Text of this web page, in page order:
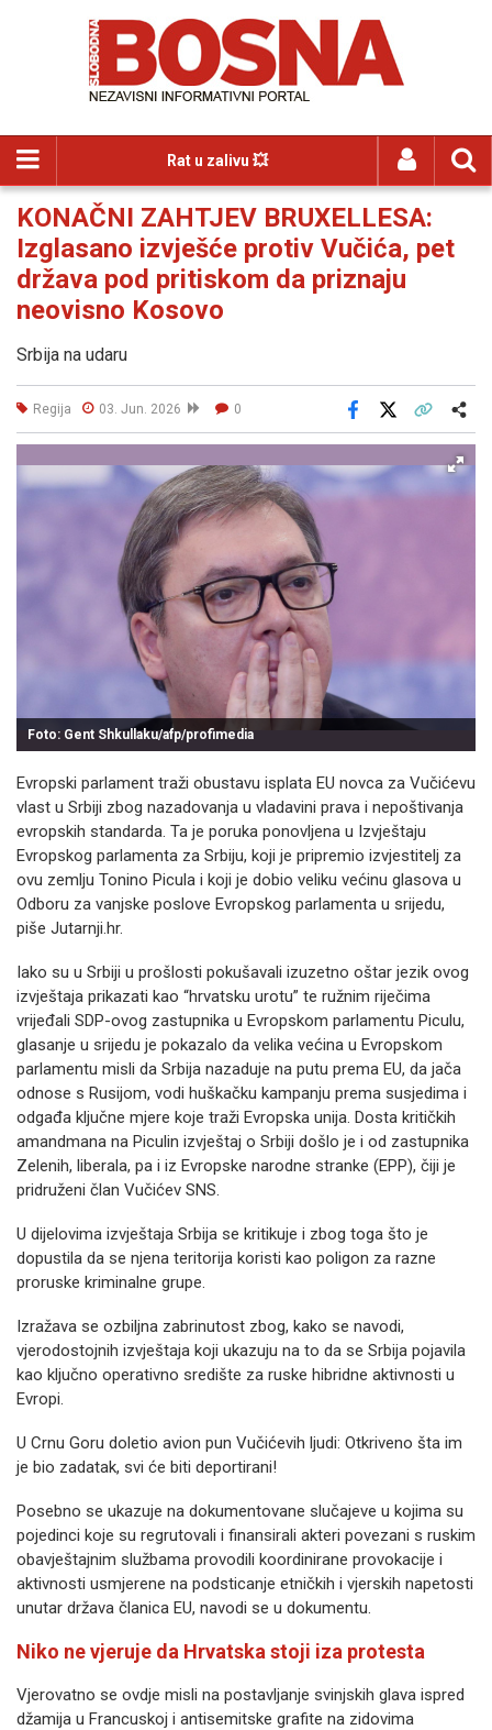
Rat u zalivu 💥
KONAČNI ZAHTJEV BRUXELLESA:
Izglasano izvješće protiv Vučića, pet
država pod pritiskom da priznaju
neovisno Kosovo
Srbija na udaru
Regija 03. Jun. 2026 0
Facebook
Foto: Gent Shkullaku/afp/profimedia
Evropski parlament traži obustavu isplata EU novca za Vučićevu
vlast u Srbiji zbog nazadovanja u vladavini prava i nepoštivanja
evropskih standarda. Ta je poruka ponovljena u Izvještaju
Evropskog parlamenta za Srbiju, koji je pripremio izvjestitelj za
ovu zemlju Tonino Picula i koji je dobio veliku većinu glasova u
Odboru za vanjske poslove Evropskog parlamenta u srijedu,
piše Jutarnji.hr.
Iako su u Srbiji u prošlosti pokušavali izuzetno oštar jezik ovog
izvještaja prikazati kao “hrvatsku urotu” te ružnim riječima
vrijeđali SDP-ovog zastupnika u Evropskom parlamentu Piculu,
glasanje u srijedu je pokazalo da velika većina u Evropskom
parlamentu misli da Srbija nazaduje na putu prema EU, da jača
odnose s Rusijom, vodi huškačku kampanju prema susjedima i
odgađa ključne mjere koje traži Evropska unija. Dosta kritičkih
amandmana na Piculin izvještaj o Srbiji došlo je i od zastupnika
Zelenih, liberala, pa i iz Evropske narodne stranke (EPP), čiji je
pridruženi član Vučićev SNS.
U dijelovima izvještaja Srbija se kritikuje i zbog toga što je
dopustila da se njena teritorija koristi kao poligon za razne
proruske kriminalne grupe.
Izražava se ozbiljna zabrinutost zbog, kako se navodi,
vjerodostojnih izvještaja koji ukazuju na to da se Srbija pojavila
kao ključno operativno središte za ruske hibridne aktivnosti u
Evropi.
U Crnu Goru doletio avion pun Vučićevih ljudi: Otkriveno šta im
je bio zadatak, svi će biti deportirani!
Posebno se ukazuje na dokumentovane slučajeve u kojima su
pojedinci koje su regrutovali i finansirali akteri povezani s ruskim
obavještajnim službama provodili koordinirane provokacije i
aktivnosti usmjerene na podsticanje etničkih i vjerskih napetosti
unutar država članica EU, navodi se u dokumentu.
Niko ne vjeruje da Hrvatska stoji iza protesta
Vjerovatno se ovdje misli na postavljanje svinjskih glava ispred
džamija u Francuskoj i antisemitske grafite na zidovima